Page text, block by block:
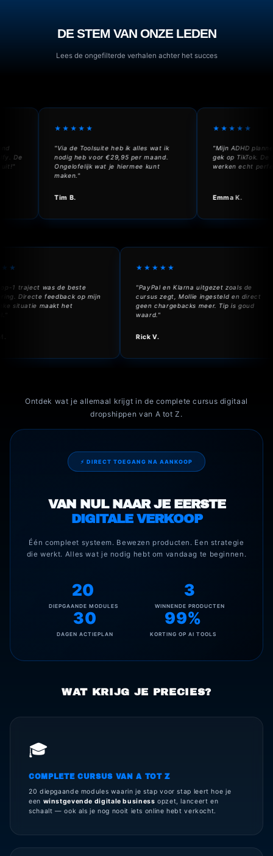
DE STEM VAN ONZE LEDEN
Lees de ongefilterde verhalen achter het succes
★★★★★
"Via de Toolsuite heb ik alles wat ik
nodig heb voor €29,95 per maand.
Ongelofelijk wat je hiermee kunt
maken."
Tim B.
★★★★★
"Mijn ADHD planner
gek op TikTok. De
werken echt perfect."
Emma K.
1-op-1 traject was de beste
Directe feedback op mijn
situatie maakt het
★★★★★
"PayPal en Klarna uitgezet zoals de
cursus zegt, Mollie ingesteld en
geen chargebacks meer. Tip is goud
waard."
Rick V.
Ontdek wat je allemaal krijgt in de complete cursus digitaal
dropshippen van A tot Z.
⚡ DIRECT TOEGANG NA AANKOOP
VAN NUL NAAR JE EERSTE
DIGITALE VERKOOP
Één compleet systeem. Bewezen producten. Een strategie
die werkt. Alles wat je nodig hebt om vandaag te beginnen.
20
DIEPGAANDE MODULES
3
WINNENDE PRODUCTEN
30
DAGEN ACTIEPLAN
99%
KORTING OP AI TOOLS
WAT KRIJG JE PRECIES?
🎓
COMPLETE CURSUS VAN A TOT Z
20 diepgaande modules waarin je stap voor stap leert hoe je
een winstgevende digitale business opzet, lanceert en
schaalt — ook als je nog nooit iets online hebt verkocht.